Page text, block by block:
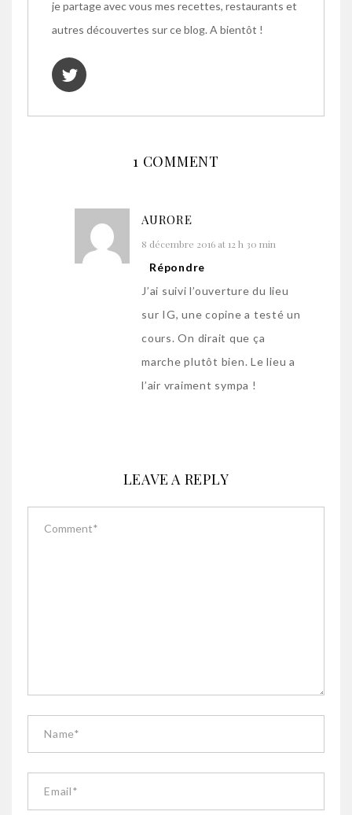
je partage avec vous mes recettes, restaurants et
autres découvertes sur ce blog. A bientôt !
1 COMMENT
AURORE
8 décembre 2016 at 12 h 30 min
Répondre
J’ai suivi l’ouverture du lieu
sur IG, une copine a testé un
cours. On dirait que ça
marche plutôt bien. Le lieu a
l’air vraiment sympa !
LEAVE A REPLY